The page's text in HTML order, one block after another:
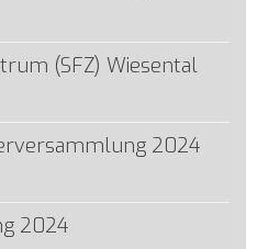
(SFZ) Wiesental
2024
2024